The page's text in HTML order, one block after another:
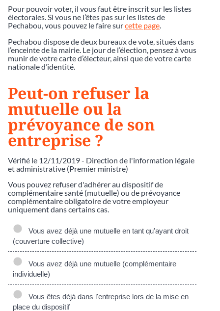
Pour pouvoir voter, il vous faut être inscrit sur les listes
électorales. Si vous ne l’êtes pas sur les listes de
Pechabou, vous pouvez le faire surcette page
Pechabou dispose de deux bureaux de vote, situés dans
l’enceinte de la mairie. Le jour de l’élection, pensez à vous
munir de votre carte d’électeur, ainsi que de votre carte
nationale d’identité.
Peut-on refuser la
mutuelle ou la
prévoyance de son
entreprise ?
Vérifié le 12/11/2019 - Direction de l'information légale
et administrative (Premier ministre)
Vous pouvez refuser d'adhérer au dispositif de
complémentaire santé (mutuelle) ou de prévoyance
complémentaire obligatoire de votre employeur
uniquement dans certains cas.
Vous avez déjà une mutuelle en tant qu'ayant droit
(couverture collective)
Vous avez déjà une mutuelle (complémentaire
individuelle)
Vous êtes déjà dans l'entreprise lors de la mise en
place du dispositif